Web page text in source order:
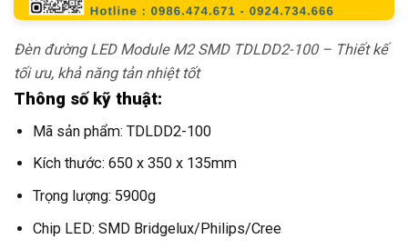
Đèn đường LED Module M2 SMD TDLDD2-100 – Thiết kế
tối ưu, khả năng tản nhiệt tốt
Thông số kỹ thuật:
Mã sản phẩm: TDLDD2-100
Kích thước: 650 x 350 x 135mm
Trọng lượng: 5900g
Chip LED: SMD Bridgelux/Philips/Cree